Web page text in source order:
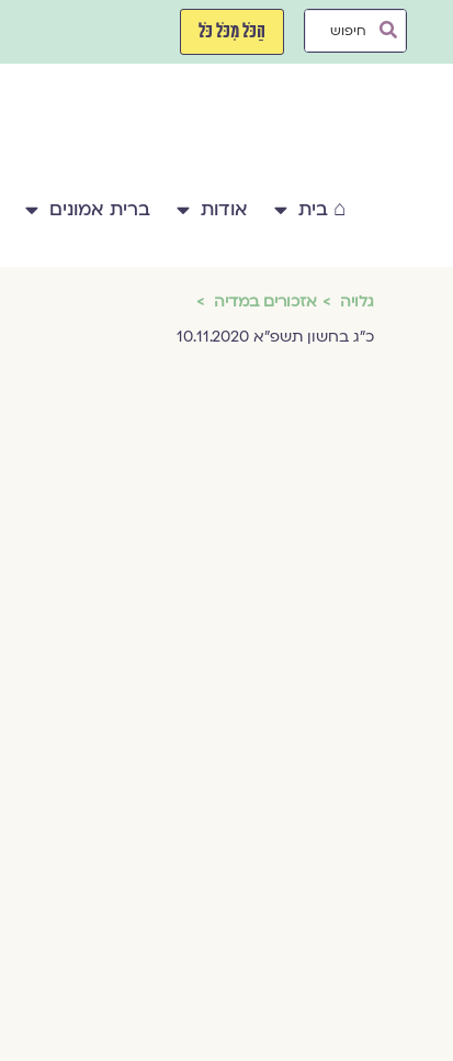
Search
הַכֹּל מִכֹּל כֹּל
⌂ בית אודות ברית אמונים
גלויה
אזכורים במדיה
כ״ג בחשון תשפ״א 10.11.2020